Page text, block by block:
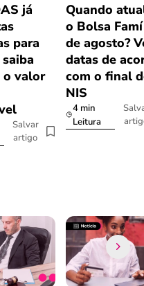
já
para
o valor
Salvar
artigo
Quando
o Bolsa
de agosto?
datas de
com o final
NIS
4 min
Leitura